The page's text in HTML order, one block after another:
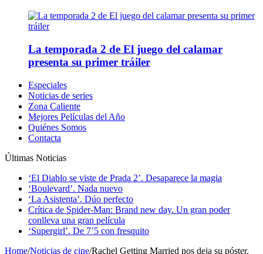
La temporada 2 de El juego del calamar
presenta su primer tráiler
Especiales
Noticias de series
Zona Caliente
Mejores Películas del Año
Quiénes Somos
Contacta
Últimas Noticias
‘El Diablo se viste de Prada 2’. Desaparece la magia
‘Boulevard’. Nada nuevo
‘La Asistenta’. Dúo perfecto
Crítica de Spider-Man: Brand new day. Un gran poder
conlleva una gran película
‘Supergirl’. De 7’5 con fresquito
Home/Noticias de cine/Rachel Getting Married nos deja su póster.